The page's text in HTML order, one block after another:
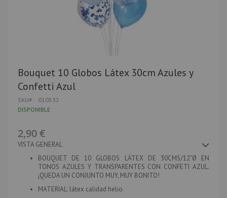
Saltar
al
comienzo
la
galería
imágenes
Bouquet 10 Globos Látex 30cm Azules y
Confetti Azul
SKU
010532
DISPONIBLE
2,90 €
VISTA GENERAL
BOUQUET DE 10 GLOBOS LÁTEX DE 30CMS/12”Ø EN
TONOS AZULES Y TRANSPARENTES CON CONFETI AZUL.
¡QUEDA UN CONJUNTO MUY, MUY BONITO!
MATERIAL: látex calidad helio.